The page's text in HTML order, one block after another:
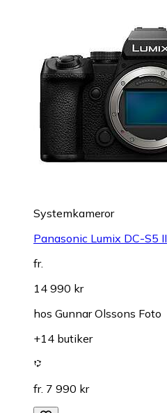
Systemkameror
Panasonic Lumix DC-S5 II
fr.
14 990 kr
hos Gunnar Olssons Foto
+14 butiker
fr. 7 990 kr